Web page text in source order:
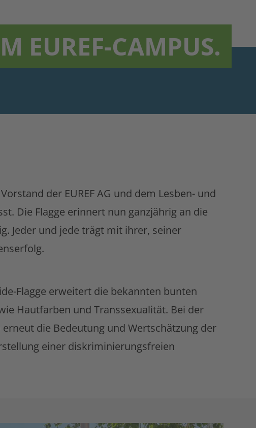
EUREF-CAMPUS.
der EUREF AG und dem Lesben- und
Die Flagge erinnert nun ganzjährig an die
Jeder und jede trägt mit ihrer, seiner
Flagge erweitert die bekannten bunten
Hautfarben und Transsexualität. Bei der
die Bedeutung und Wertschätzung der
einer diskriminierungsfreien